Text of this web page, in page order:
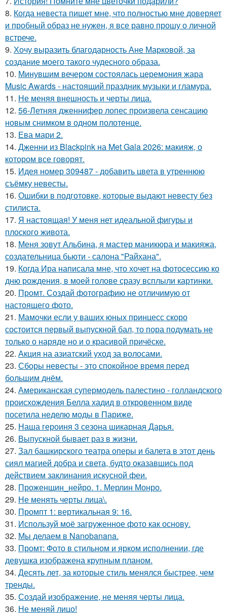
8. Когда невеста пишет мне, что полностью мне доверяет
и пробный образ не нужен, я все равно прошу о личной
встрече.
9. Хочу выразить благодарность Ане Марковой, за
создание моего такого чудесного образа.
10. Минувшим вечером состоялась церемония жара
Music Awards - настоящий праздник музыки и гламура.
11. Не меняя внешность и черты лица.
12. 56-Летняя дженнифер лопес произвела сенсацию
новым снимком в одном полотенце.
13. Ева мари 2.
14. Дженни из Blackpink на Met Gala 2026: макияж, о
котором все говорят.
15. Идея номер 309487 - добавить цвета в утреннюю
съёмку невесты.
16. Ошибки в подготовке, которые выдают невесту без
стилиста.
17. Я настоящая! У меня нет идеальной фигуры и
плоского живота.
18. Меня зовут Альбина, я мастер маникюра и макияжа,
создательница бьюти - салона "Райхана".
19. Когда Ира написала мне, что хочет на фотосессию ко
дню рождения, в моей голове сразу всплыли картинки.
20. Промт. Создай фотографию не отличимую от
настоящего фото.
21. Мамочки если у ваших юных принцесс скоро
состоится первый выпускной бал, то пора подумать не
только о наряде но и о красивой причёске.
22. Акция на азиатский уход за волосами.
23. Сборы невесты - это спокойное время перед
большим днём.
24. Американская супермодель палестино - голландского
происхождения Белла хадид в откровенном виде
посетила неделю моды в Париже.
25. Наша героиня 3 сезона шикарная Дарья.
26. Выпускной бывает раз в жизни.
27. Зал башкирского театра оперы и балета в этот день
сиял магией добра и света, будто оказавшись под
действием заклинания искусной феи.
28. Проженщин_нейро. 1. Мерлин Монро.
29. Не менять черты лица\.
30. Промпт 1: вертикальная 9: 16.
31. Используй моё загруженное фото как основу.
32. Мы делаем в Nanobanana.
33. Промт: Фото в стильном и ярком исполнении, где
девушка изображена крупным планом.
34. Десять лет, за которые стиль менялся быстрее, чем
тренды.
35. Создай изображение, не меняя черты лица.
36. Не меняй лицо!